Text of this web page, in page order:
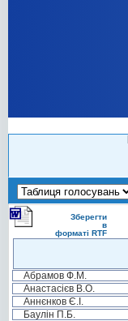
Зберегти
в
форматі RTF
Абрамов Ф.М.
Анастасієв В.О.
Аннєнков Є.І.
Баулін П.Б.